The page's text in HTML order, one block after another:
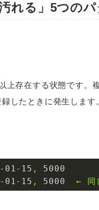
れる」5つのパ
上存在する状態です。
したときに発生します
-01 -15 ,
5000
-01 -15 , 5000 ← 同